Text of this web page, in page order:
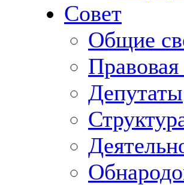
Совет
Общие
Правовая
Депутаты